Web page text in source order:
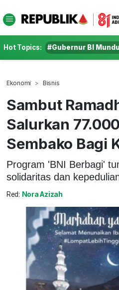
Hot Topics: #Gubernur BI
Ekonomi Bisnis
Sambut
Salurkan
Sembako Bagi
Program 'BNI Berbagi'
solidaritas dan
Red: Nora Azizah